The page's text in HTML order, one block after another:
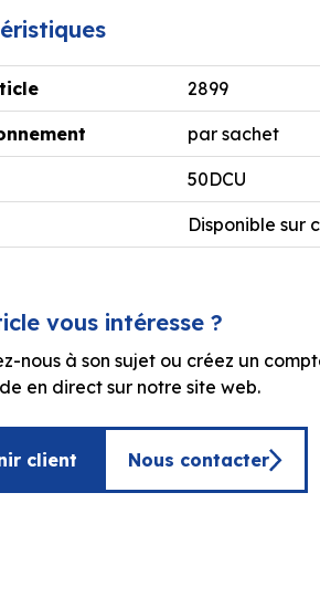
2899
par sachet
50DCU
Disponible sur
vous intéresse ?
nous à son sujet ou créez un
en direct sur notre site web.
client Nous contacter